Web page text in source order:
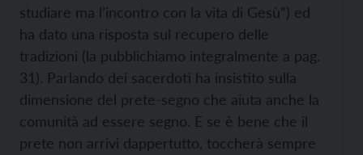
studiare ma l’incontro con la vita di Gesù”) ed
ha dato una risposta sul recupero delle
tradizioni (la pubblichiamo integralmente a pag.
31). Parlando dei sacerdoti ha insistito sulla
dimensione del prete-segno che aiuta anche la
comunità ad essere segno. E se è bene che il
prete non arrivi dappertutto, toccherà sempre